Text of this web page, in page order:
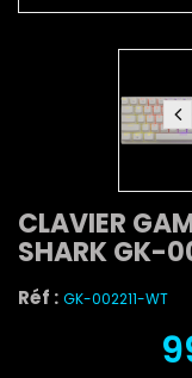
CLAVIER
SHARK GK-
Réf : GK-002211-WT